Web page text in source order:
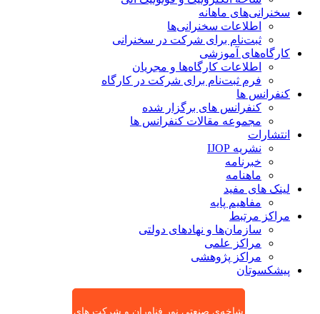
سخنرانی‌های ماهانه
اطلاعات سخنرانی‌‌ها
ثبت‌نام برای شرکت در سخنرانی
کارگاه‌های آموزشی
اطلاعات کارگاه‌ها و مجریان
فرم ثبت‌نام برای شرکت در کارگاه
کنفرانس ها
کنفرانس های برگزار شده
مجموعه مقالات کنفرانس ها
انتشارات
نشریه IJOP
خبرنامه
ماهنامه
لینک های مفید
مفاهیم پایه
مراکز مرتبط
سازمان‌ها و نهادهای دولتی
مراکز علمی
مراکز پژوهشی
پیشکسوتان
شاخه‌ی صنعتی نور فناوران و شرکت های